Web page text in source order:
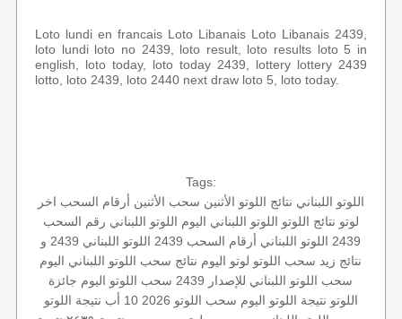
Loto lundi en francais Loto Libanais Loto Libanais 2439,
loto lundi loto no 2439, loto result, loto results loto 5 in
english, loto today, loto today 2439, lottery lottery 2439
lotto, loto 2439, loto 2440 next draw loto 5, loto today.
Tags:
اللوتو اللبناني نتائج اللوتو الأثنين سحب الأثنين أرقام السحب اخر
لوتو نتائج اللوتو اللوتو اللبناني اليوم اللوتو اللبناني رقم السحب
2439 اللوتو اللبناني أرقام السحب 2439
اللوتو اللبناني 2439 و
نتائج زيد سحب اللوتو لوتو اليوم نتائج سحب اللوتو اللبناني اليوم
سحب اللوتو اللبناني للإصدار 2439
سحب اللوتو اليوم جائزة
اللوتو نتيجة اللوتو اليوم سحب اللوتو 2026 10 أب
نتيجة اللوتو